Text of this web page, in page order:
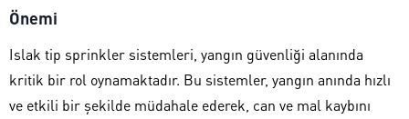
Önemi
Islak tip sprinkler sistemleri, yangın güvenliği alanında
kritik bir rol oynamaktadır. Bu sistemler, yangın anında hızlı
ve etkili bir şekilde müdahale ederek, can ve mal kaybını